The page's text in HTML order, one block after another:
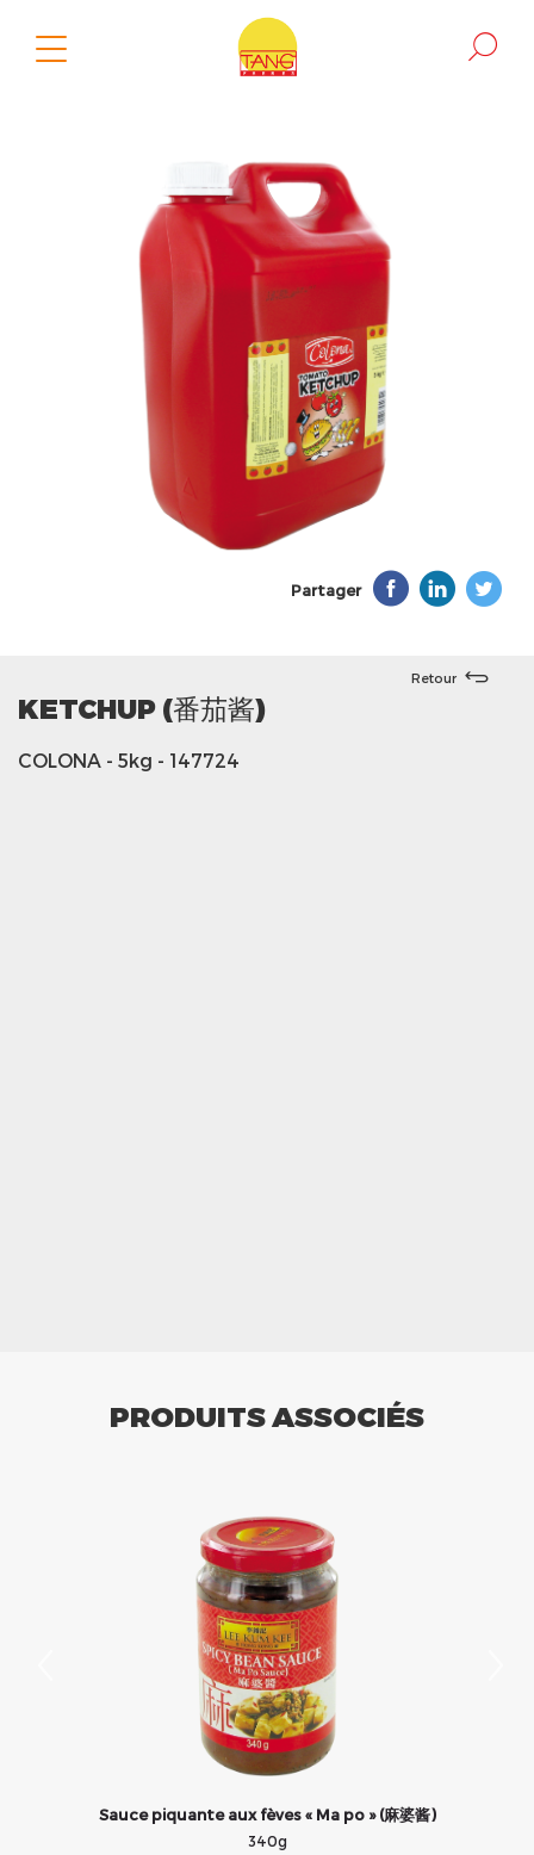
Partager
Retour
KETCHUP (番茄酱)
COLONA - 5kg - 147724
PRODUITS ASSOCIÉS
Sauce piquante aux fèves « Ma po » (麻婆酱)
340g